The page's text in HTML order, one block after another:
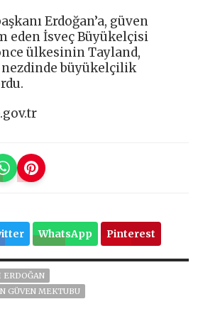
Erdoğan’a, güven
eden İsveç Büyükelçisi
ülkesinin Tayland,
büyükelçilik
WhatsApp Pinterest
ERDOĞAN
GÜVEN MEKTUBU